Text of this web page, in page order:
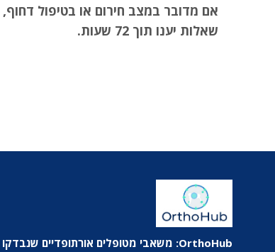
אם מדובר במצב חירום או בטיפול דחוף,
שאלות יענו תוך 72 שעות.
OrthoHub: משאבי מטופלים אורתופדיים שנבדקו מדעית.